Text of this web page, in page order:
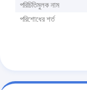
পরিচিতিমুলক নাম
পরিশোধের শর্ত